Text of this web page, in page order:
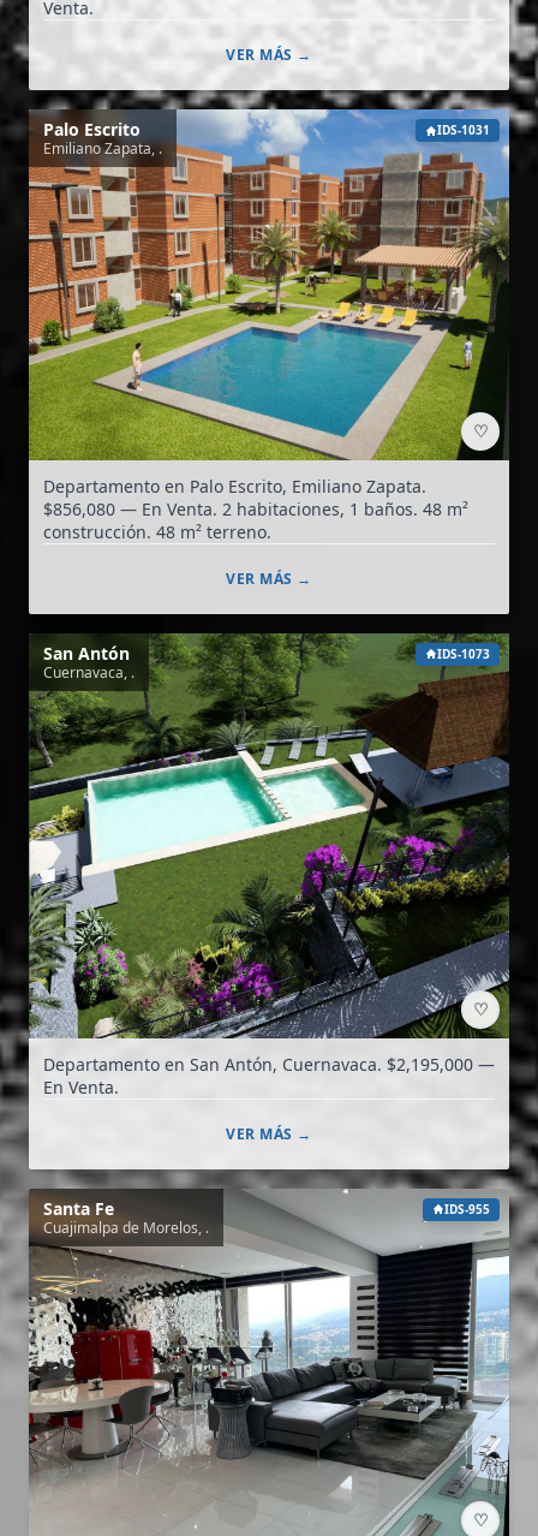
Venta.
VER MÁS →
Palo Escrito
Emiliano Zapata, .
IDS-1031
♡
Departamento en Palo Escrito, Emiliano Zapata.
$856,080 — En Venta. 2 habitaciones, 1 baños. 48 m²
construcción. 48 m² terreno.
VER MÁS →
San Antón
Cuernavaca, .
IDS-1073
♡
Departamento en San Antón, Cuernavaca. $2,195,000 —
En Venta.
VER MÁS →
Santa Fe
Cuajimalpa de Morelos, .
IDS-955
♡